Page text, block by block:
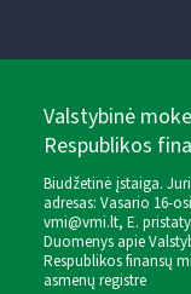
Valstybinė
Respublikos
Biudžetinė įstaiga.
adresas: Vasario 16-
vmi@vmi.lt, E.
Duomenys apie
Respublikos finansų
asmenų registre